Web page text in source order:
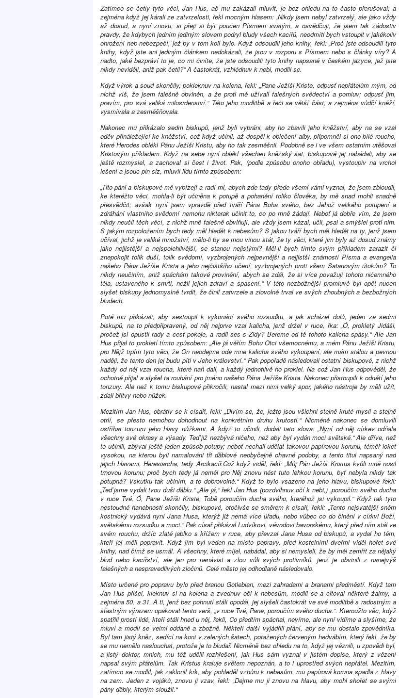
Zatímco se četly tyto věci, Jan Hus, ač mu zakázali mluvit, je bez ohledu na to často přerušoval; a
zejména když jej kárali ze zatvrzelosti, řekl mocným hlasem: „Nikdy jsem nebyl zatvrzelý, ale jako vždy
až dosud, a nyní znovu, si přeji si být poučen Písmem svatým, a osvědčuji, že jsem tak žádostiv
pravdy, že kdybych jedním jediným slovem podryl bludy všech kacířů, neodmítl bych vstoupit v jakékoliv
ohrožení neb nebezpečí, jež by v tom koli bylo. Když odsoudili jeho knihy, řekl: „Proč jste odsoudili tyto
knihy, když jste ani jediným článkem nedokázali, že jsou v rozporu s Písmem nebo s články víry? A
nadto, jaké bezpráví to je, co mi činíte, že jste odsoudili tyto knihy napsané v českém jazyce, jež jste
nikdy neviděli, aniž pak četli?“ A častokrát, vzhlédnuv k nebi, modlil se.
Když výrok a soud skončily, pokleknuv na kolena, řekl: „Pane Ježíši Kriste, odpusť nepřátelům mým, od
nichž víš, že jsem falešně obviněn, a že proti mě užívali falešných svědectví a pomluv; odpusť jim,
pravím, pro svá veliká milosrdenství.“ Této jeho modlitbě a řeči se větší část, a zejména vůdčí kněží,
vysmívala a zesměšňovala.
Nakonec mu přikázalo sedm biskupů, jenž byli vybráni, aby ho zbavili jeho kněžství, aby na se vzal
oděv přináležející ke kněžství, což když učinil, až dospěl k oblečení alby, připomněl si ono bílé roucho,
které Herodes oblékl Pánu Ježíši Kristu, aby ho tak zesměšnil. Podobně se i ve všem ostatním utěšoval
Kristovým příkladem. Když na sebe nyní oblékl všechen kněžský šat, biskupové jej nabádali, aby se
ještě rozmyslel, a zachoval si čest i život. Pak, (podle způsobu onoho obřadu), vystoupiv na vrchol
lešení a jsouc pln slz, mluvil lidu tímto způsobem:
„Tito páni a biskupové mě vybízejí a radí mi, abych zde tady přede všemi vámi vyznal, že jsem zbloudil,
ke kteréžto věci, mohla-li být učiněna k potupě a pohanění toliko člověka, by mě snad mohli snadně
přesvědčit; avšak nyní jsem vpravdě před tváří Pána Boha svého, bez Jehož velikého potupení a
zdráhání vlastního svědomí nemohu nikterak učinit to, co po mně žádají. Neboť já dobře vím, že jsem
nikdy neučil těch věcí, z nichž mně falešně obviňují, ale vždy jsem kázal, učil, psal a smýšlel proti nim.
S jakým rozpoložením bych tedy měl hledět k nebesům? S jakou tváří bych měl hledět na ty, jenž jsem
učíval, jichž je veliké množství, mělo-li by se mou vinou stát, že ty věci, které jim byly až dosud známy
jako nejjistější a nejspolehlivější, se stanou nejistými? Měl-li bych tímto svým příkladem zarazit či
znepokojit tolik duší, tolik svědomí, vyzbrojených nejpevnější a nejjistší známostí Písma a evangelia
našeho Pána Ježíše Krista a jeho nejčištšího učení, vyzbrojených proti všem Satanovým útokům? To
nikdy neučiním, aniž spáchám takové provinění, abych se zdál, že si více považuji tohoto ničemného
těla, ustaveného k smrti, nežli jejich zdraví a spasení.“ V této nezbožnější promluvě byl opět nucen
slyšet biskupy jednomyslně tvrdit, že činil zatvrzele a zlovolně trval ve svých zhoubných a bezbožných
bludech.
Poté mu přikázali, aby sestoupil k vykonání svého rozsudku, a jak scházel dolů, jeden ze sedmi
biskupů, na to předpřipravený, od něj nejprve vzal kalicha, jenž držel v ruce, řka: „Ó, prokletý Jidáši,
pročež jsi opustil rady a cest pokoje, a radil ses s Židy? Bereme od tě tohoto kalicha spásy.“ Ale Jan
Hus přijal to prokletí tímto způsobem: „Ale já věřím Bohu Otci všemocnému, a mém Pánu Ježíši Kristu,
pro Nějž trpím tyto věci, že On neodejme ode mne kalicha svého vykoupení, ale mám stálou a pevnou
naději, že tento den jej budu píti v Jeho království.“ Pak popořadě následovali ostatní biskupové, z nichž
každý od něj vzal roucha, které naň dali, a každý jednotlivě ho proklel. Na což Jan Hus odpověděl, že
ochotně přijal a slyšel ta rouhání pro jméno našeho Pána Ježíše Krista. Nakonec přistoupili k odnětí jeho
tonzury. Ale než k tomu biskupové přikročili, nastal mezi nimi velký spor, jakého nástroje by měli užít,
zdali břitvy nebo nůžek.
Mezitím Jan Hus, obrátiv se k císaři, řekl: „Divím se, že, ježto jsou všichni stejně kruté mysli a stejně
otrlí, se přesto nemohou dohodnout na konkrétním druhu krutosti.“ Nicméně nakonec se domluvili
ostříhat tonzuru jeho hlavy nůžkami. A když to učinili, dodali tato slova: „Nyní od něj církev odňala
všechny své okrasy a výsady. Teď již nezbývá ničeho, než aby byl vydán moci světské.“ Ale dříve, než
to učinili, zbýval ještě jeden způsob potupy; neboť nechali udělat takovou papírovou korunu, téměř loket
vysokou, na kterou byli namalováni tři ďáblové neobyčejně ohavné podoby, a tento titul napsaný nad
jejich hlavami, Heresiarcha, tedy Arcikacíř.Což když viděl, řekl: „Můj Pán Ježíš Kristus kvůli mně nosil
trnovou korunu; proč bych tedy já neměl pro Něj znovu nést tuto lehkou korunu, byť nebyla nikdy tak
potupná? Vskutku tak učiním, a to dobrovolně.“ Když to bylo vsazeno na jeho hlavu, biskupové řekli:
„Teď jsme vydali tvou duši ďáblu.“ „Ale já,“ řekl Jan Hus (pozdvihnuv očí k nebi,) „poroučím svého ducha
v ruce Tvé. Ó, Pane Ježíši Kriste, Tobě poroučím ducha svého, kteréhož jsi vykoupil.“ Když tak tyto
nestoudné hanebnosti skončily, biskupové, otočivše se směrem k císaři, řekli: „Tento nejsvatější sněm
kostnický vydává nyní Jana Husa, kterýž již nemá více úřadu, nebo vůbec co do činění v církvi Boží,
světskému rozsudku a moci.“ Pak císař přikázal Ludvíkovi, vévodovi bavorskému, který před ním stál ve
svém rouchu, držíc zlaté jablko s křížem v ruce, aby převzal Jana Husa od biskupů, a vydal ho těm,
kteří jej měli popravit. Když jím byl veden na místo popravy, před kostelními dveřmi viděl hořet své
knihy, nad čímž se usmál. A všechny, které míjel, nabádal, aby si nemysleli, že by měl zemřít za nějaký
blud nebo kacířství, ale jen pro nenávist a zlou vůli svých protivníků, jenž je obvinili z nanejvýš
falešných a nespravedlivých zločinů. Celé město jej odhodlaně následovalo.
Místo určené pro popravu bylo před branou Gotlebian, mezi zahradami a branami předměstí. Když tam
Jan Hus přišel, kleknuv si na kolena a zvednuv oči k nebesům, modlil se a citoval některé žalmy, a
zejména 50. a 31. A ti, jenž bez pohnutí stáli opodál, jej slyšeli častokrát ve své modlitbě s radostným a
šťastným výrazem opakovat tento verš, „v ruce Tvé, Pane, poroučím svého ducha.“. Kteroužto věc, když
spatřili prostí lidé, kteří stáli hned u něj, řekli, Co předtím spáchal, nevíme, ale nyní vidíme a slyšíme, že
mluví a modlí se velmi oddaně a zbožně. Někteří další vyjádřili přání, aby se mu dostalo zpovědníka.
Byl tam jistý kněz, sedící na koni v zelených šatech, potažených červeným hedvábím, který řekl, že by
se mu nemělo naslouchat, protože je to bludař. Nicméně bez ohledu na to, když jej věznili, u zpovědi byl,
a jistý doktor, mnich, mu též udělil rozhřešení, jak Hus sám vyznal v jistém dopise, který z vězení
napsal svým přátelům. Tak Kristus kraluje světem nepoznán, a to i uprostřed svých nepřátel. Mezitím,
zatímco se modlil, jak zaklonil krk, aby pohleděl vzhůru k nebesům, mu papírová koruna spadla z hlavy
na zem. Jeden z vojáků, znovu ji vzav, řekl: „Dejme mu ji znovu na hlavu, aby mohl shořet se svými
pány ďábly, kterým sloužil.“